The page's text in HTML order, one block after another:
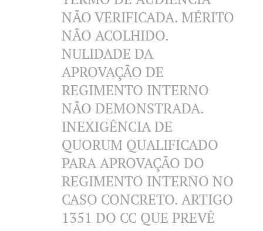
NÃO VERIFICADA. MÉRITO
NÃO ACOLHIDO.
NULIDADE DA
APROVAÇÃO DE
REGIMENTO INTERNO
NÃO DEMONSTRADA.
INEXIGÊNCIA DE
QUORUM QUALIFICADO
PARA APROVAÇÃO DO
REGIMENTO INTERNO NO
CASO CONCRETO. ARTIGO
1351 DO CC QUE PREVÊ